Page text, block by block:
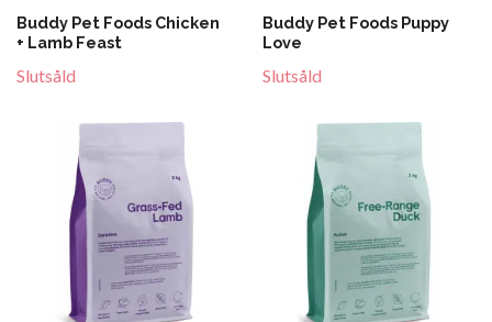
Buddy Pet Foods Chicken
+ Lamb Feast
Slutsåld
Buddy Pet Foods Puppy
Love
Slutsåld